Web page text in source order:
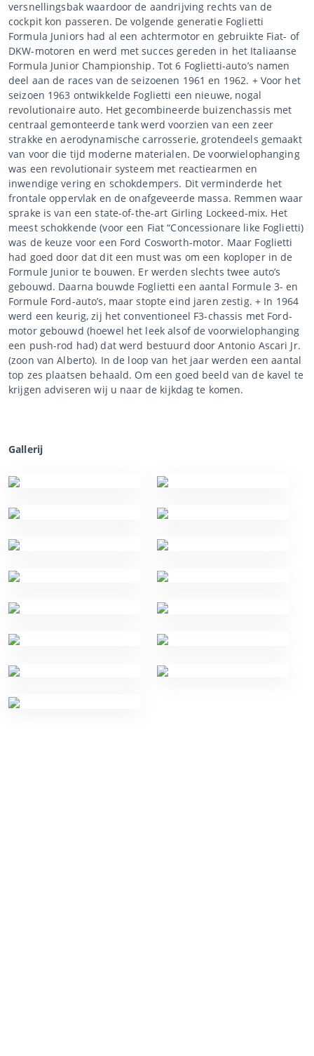
versnellingsbak waardoor de aandrijving rechts van de
cockpit kon passeren. De volgende generatie Foglietti
Formula Juniors had al een achtermotor en gebruikte Fiat- of
DKW-motoren en werd met succes gereden in het Italiaanse
Formula Junior Championship. Tot 6 Foglietti-auto’s namen
deel aan de races van de seizoenen 1961 en 1962. + Voor het
seizoen 1963 ontwikkelde Foglietti een nieuwe, nogal
revolutionaire auto. Het gecombineerde buizenchassis met
centraal gemonteerde tank werd voorzien van een zeer
strakke en aerodynamische carrosserie, grotendeels gemaakt
van voor die tijd moderne materialen. De voorwielophanging
was een revolutionair systeem met reactiearmen en
inwendige vering en schokdempers. Dit verminderde het
frontale oppervlak en de onafgeveerde massa. Remmen waar
sprake is van een state-of-the-art Girling Lockeed-mix. Het
meest schokkende (voor een Fiat “Concessionare like Foglietti)
was de keuze voor een Ford Cosworth-motor. Maar Foglietti
had goed door dat dit een must was om een ​​koploper in de
Formule Junior te bouwen. Er werden slechts twee auto’s
gebouwd. Daarna bouwde Foglietti een aantal Formule 3- en
Formule Ford-auto’s, maar stopte eind jaren zestig. + In 1964
werd een keurig, zij het conventioneel F3-chassis met Ford-
motor gebouwd (hoewel het leek alsof de voorwielophanging
een push-rod had) dat werd bestuurd door Antonio Ascari Jr.
(zoon van Alberto). In de loop van het jaar werden een aantal
top zes plaatsen behaald. Om een goed beeld van de kavel te
krijgen adviseren wij u naar de kijkdag te komen.
Gallerij